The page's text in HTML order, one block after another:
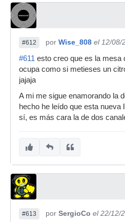
#612 por Wise_808 el 12/08/
#611 esto creo que es la mesa
ocupa como si metieses un
jajaja
A mi me sigue enamorando la
hecho he leído que esta
sí, es más cara la de dos
#613 por SergioCo el 22/12/